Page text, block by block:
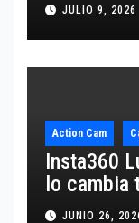
JULIO 9, 2026
Action Cam
Insta360
lo cambia
JUNIO 26,